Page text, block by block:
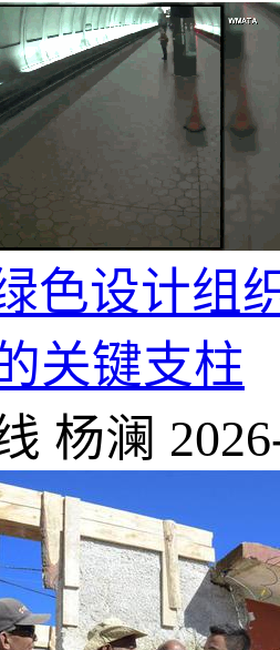
色设计组
关键支柱
杨澜